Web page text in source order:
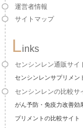
運営者情報
サイトマップ
Links
センシンレン通販サイ
センシンレンサプリメン
センシンレンの比較サ
がん予防・免疫力改善効
プリメントの比較サイト